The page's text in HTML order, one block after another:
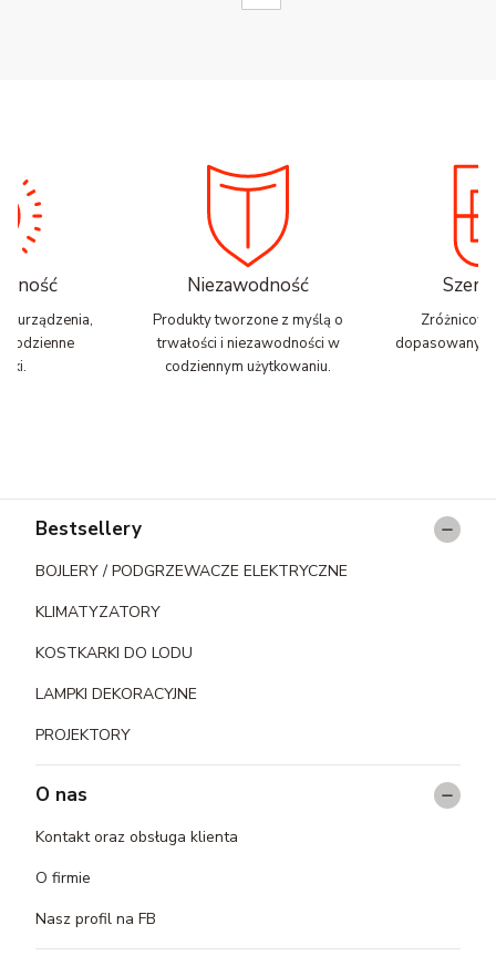
urządzenia,
codzienne
Niezawodność
Produkty tworzone z myślą o
trwałości i niezawodności w
codziennym użytkowaniu.
dopasowany
Linki w stopce
Bestsellery
BOJLERY / PODGRZEWACZE ELEKTRYCZNE
KLIMATYZATORY
KOSTKARKI DO LODU
LAMPKI DEKORACYJNE
PROJEKTORY
O nas
Kontakt oraz obsługa klienta
O firmie
Nasz profil na FB